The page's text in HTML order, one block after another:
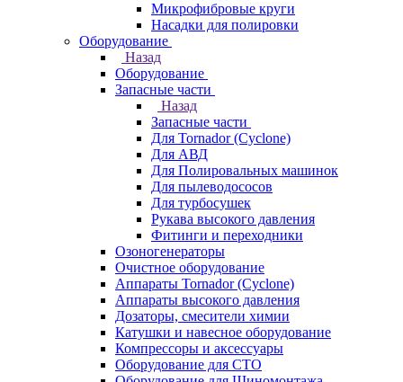
Микрофибровые круги
Насадки для полировки
Оборудование
Назад
Оборудование
Запасные части
Назад
Запасные части
Для Tornador (Cyclone)
Для АВД
Для Полировальных машинок
Для пылеводососов
Для турбосушек
Рукава высокого давления
Фитинги и переходники
Озоногенераторы
Очистное оборудование
Аппараты Tornador (Cyclone)
Аппараты высокого давления
Дозаторы, смесители химии
Катушки и навесное оборудование
Компрессоры и аксессуары
Оборудование для СТО